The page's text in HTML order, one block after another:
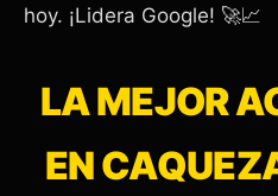
hoy. ¡Lidera Google! 🚀📈
LA MEJOR
EN